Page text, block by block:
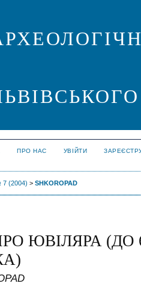
ПРО НАС УВІЙТИ
(2004) > SHKOROPAD
ЮВІЛЯРА (ДО